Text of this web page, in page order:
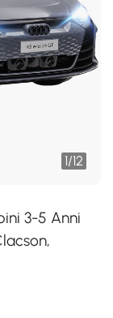
1/12
3-5 Anni